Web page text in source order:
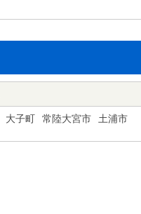
大子町 常陸大宮市 土浦市